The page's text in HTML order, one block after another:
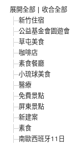
展開全部 | 收合全部
新竹住宿
公益基金會園遊會
草屯美食
咖啡店
素食餐廳
小琉球美食
醫療
免費景點
屏東景點
新建案
素食
南歐西班牙11日